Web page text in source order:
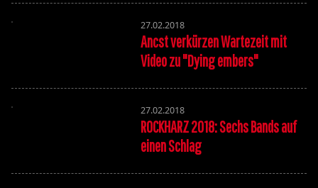
27.02.2018
Ancst verkürzen Wartezeit mit
Video zu "Dying embers"
27.02.2018
ROCKHARZ 2018: Sechs Bands auf
einen Schlag